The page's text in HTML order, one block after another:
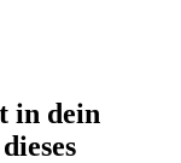
in dein